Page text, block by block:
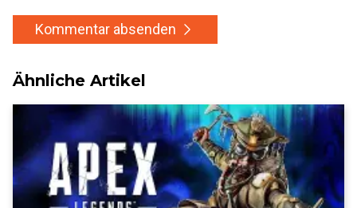
Kommentar absenden
Ähnliche Artikel